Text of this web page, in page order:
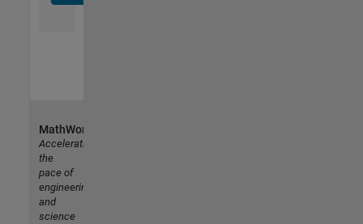
MathWorks
Accelerating
the
pace of
engineering
and
science